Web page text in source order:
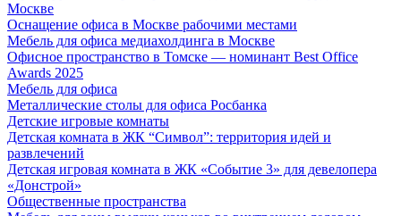
Москве
Оснащение офиса в Москве рабочими местами
Мебель для офиса медиахолдинга в Москве
Офисное пространство в Томске — номинант Best Office
Awards 2025
Мебель для офиса
Металлические столы для офиса Росбанка
Детские игровые комнаты
Детская комната в ЖК “Символ”: территория идей и
развлечений
Детская игровая комната в ЖК «Событие 3» для девелопера
«Донстрой»
Общественные пространства